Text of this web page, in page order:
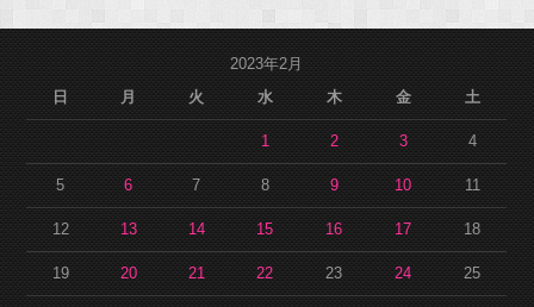
2023年2月
日
月 火 水 木 金 土
1 2 3 4
5 6 7 8 9 10 11
12 13 14 15 16 17 18
19 20 21 22 23 24 25